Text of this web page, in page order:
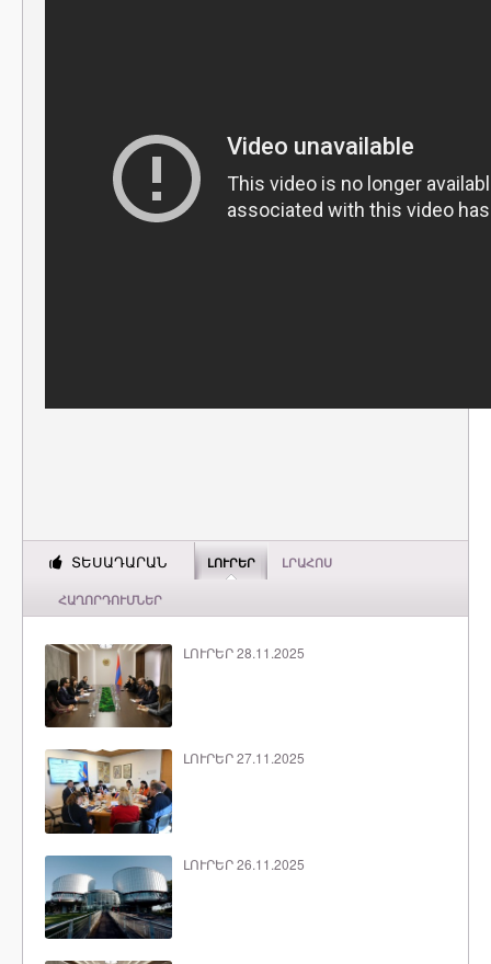
ՏԵՍԱԴԱՐԱՆ ԼՈՒՐԵՐ ԼՐԱՀՈՍ
ՀԱՂՈՐԴՈՒՄՆԵՐ
ԼՈՒՐԵՐ 28.11.2025
ԼՈՒՐԵՐ 27.11.2025
ԼՈՒՐԵՐ 26.11.2025